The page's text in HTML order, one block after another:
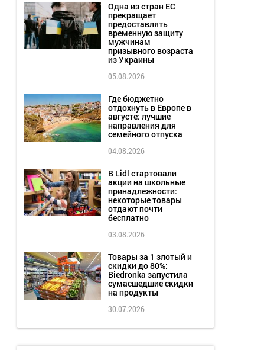
Одна из стран ЕС
прекращает
предоставлять
временную защиту
мужчинам
призывного возраста
из Украины
05.08.2026
Где бюджетно
отдохнуть в Европе в
августе: лучшие
направления для
семейного отпуска
04.08.2026
В Lidl стартовали
акции на школьные
принадлежности:
некоторые товары
отдают почти
бесплатно
03.08.2026
Товары за 1 злотый и
скидки до 80%:
Biedronka запустила
сумасшедшие скидки
на продукты
30.07.2026